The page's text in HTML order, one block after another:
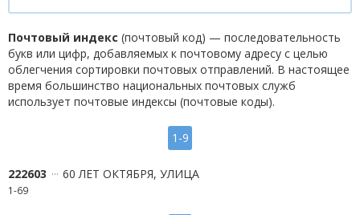
Почтовый индекс (почтовый код) — последовательность
букв или цифр, добавляемых к почтовому адресу с целью
облегчения сортировки почтовых отправлений. В настоящее
время большинство национальных почтовых служб
использует почтовые индексы (почтовые коды).
1-9
222603 60 ЛЕТ ОКТЯБРЯ, УЛИЦА
1-69